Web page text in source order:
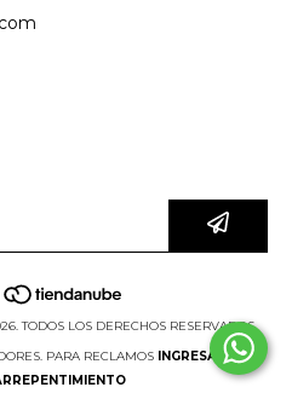
TODOS LOS DERECHOS RESERVADOS.
PARA RECLAMOS
INGRESA AQUÍ.